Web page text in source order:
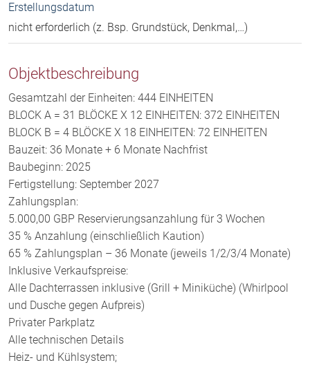
Erstellungsdatum
nicht erforderlich (z. Bsp. Grundstück, Denkmal,…)
Objektbeschreibung
Gesamtzahl der Einheiten: 444 EINHEITEN
BLOCK A = 31 BLÖCKE X 12 EINHEITEN: 372 EINHEITEN
BLOCK B = 4 BLÖCKE X 18 EINHEITEN: 72 EINHEITEN
Bauzeit: 36 Monate + 6 Monate Nachfrist
Baubeginn: 2025
Fertigstellung: September 2027
Zahlungsplan:
5.000,00 GBP Reservierungsanzahlung für 3 Wochen
35 % Anzahlung (einschließlich Kaution)
65 % Zahlungsplan – 36 Monate (jeweils 1/2/3/4 Monate)
Inklusive Verkaufspreise:
Alle Dachterrassen inklusive (Grill + Miniküche) (Whirlpool
und Dusche gegen Aufpreis)
Privater Parkplatz
Alle technischen Details
Heiz- und Kühlsystem;